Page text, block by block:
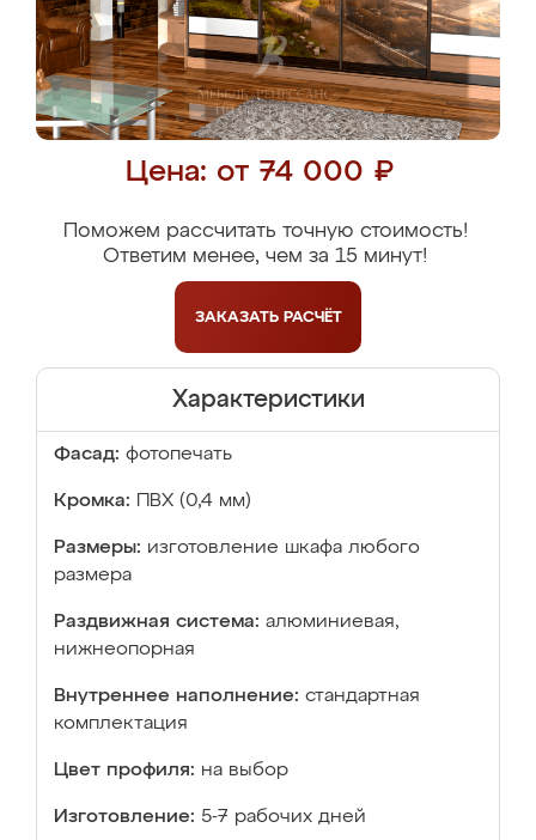
Цена: от 74 000 ₽
Поможем рассчитать точную стоимость!
Ответим менее, чем за 15 минут!
ЗАКАЗАТЬ РАСЧЁТ
Характеристики
Фасад: фотопечать
Кромка: ПВХ (0,4 мм)
Размеры: изготовление шкафа любого
размера
Раздвижная система: алюминиевая,
нижнеопорная
Внутреннее наполнение: стандартная
комплектация
Цвет профиля: на выбор
Изготовление: 5-7 рабочих дней